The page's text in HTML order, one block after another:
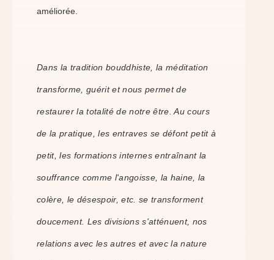
améliorée.
Dans la tradition bouddhiste, la méditation
transforme, guérit et nous permet de
restaurer la totalité de notre être. Au cours
de la pratique, les entraves se défont petit à
petit, les formations internes entraînant la
souffrance comme l'angoisse, la haine, la
colère, le désespoir, etc. se transforment
doucement. Les divisions s'atténuent, nos
relations avec les autres et avec la nature